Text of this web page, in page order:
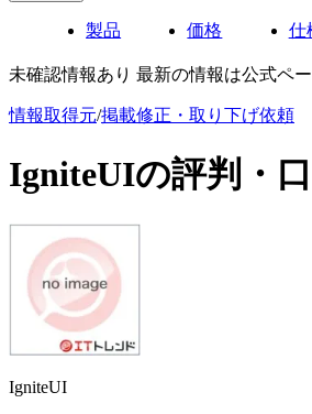
製品 価格 仕
未確認情報あり 最新の情報は公式ペ
情報取得元/掲載修正・取り下げ依頼
IgniteUIの評判・
IgniteUI